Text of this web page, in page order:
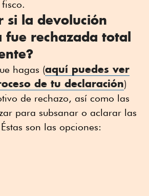
si la devolución
rechazada total
hagas (aquí puedes ver
de tu declaración)
de rechazo, así como las
para subsanar o aclarar las
son las opciones: